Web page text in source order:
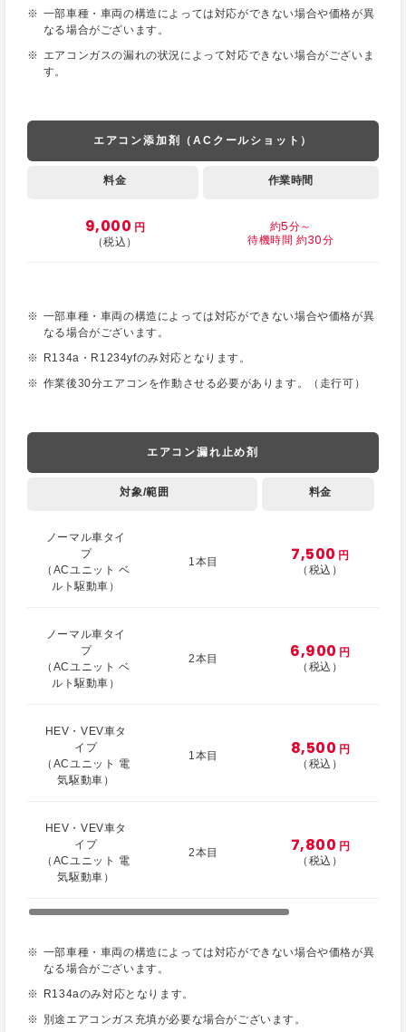
一部車種・車両の構造によっては対応ができない場合や価格が異
なる場合がございます。
エアコンガスの漏れの状況によって対応できない場合がございま
す。
エアコン添加剤（ACクールショット）
料金 作業時間
9,000 円
（税込）
約5分～
待機時間 約30分
一部車種・車両の構造によっては対応ができない場合や価格が異
なる場合がございます。
R134a・R1234yfのみ対応となります。
作業後30分エアコンを作動させる必要があります。（走行可）
エアコン漏れ止め剤
対象/範囲 料金
ノーマル車タイ
プ
（ACユニット ベ
ルト駆動車）
1本目 7,500 円
（税込）
ノーマル車タイ
プ
（ACユニット ベ
ルト駆動車）
2本目 6,900 円
（税込）
HEV・VEV車タ
イプ
（ACユニット 電
気駆動車）
1本目 8,500 円
（税込）
HEV・VEV車タ
イプ
（ACユニット 電
気駆動車）
2本目 7,800 円
（税込）
一部車種・車両の構造によっては対応ができない場合や価格が異
なる場合がございます。
R134aのみ対応となります。
別途エアコンガス充填が必要な場合がございます。